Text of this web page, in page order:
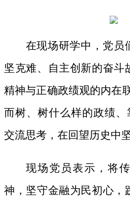
在现场研学中，党员
坚克难、自主创新的奋斗
精神与正确政绩观的内在
而树、树什么样的政绩、
交流思考，在回望历史中
现场党员表示，将
神，坚守金融为民初心，